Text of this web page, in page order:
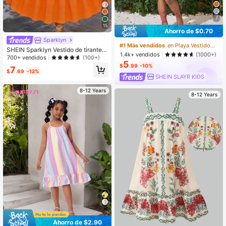
15
Sparklyn
SHEIN Sparklyn Vestido de tirantes
de niña con parches de punto de co
700+ vendidos (100+)
$7.69 -12%
8-12 Years
Ahorro de $2.90
7
Ahorro de $0.70
#1 Más vendidos
en Playa Vestidos para niñas preadolescentes
1.4k+ vendidos
(1000+)
$5.99 -10%
SHEIN SLAYR KIDS
8-12 Years